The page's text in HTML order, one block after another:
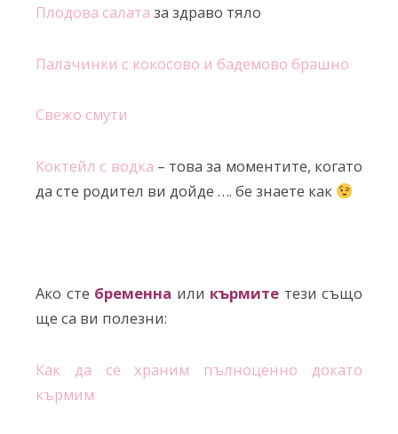
Плодова салата за здраво тяло
Палачинки с кокосово и бадемово брашно
Свежо смути
Коктейл с водка – това за моментите, когато
да сте родител ви дойде …. бе знаете как
Ако сте бременна или кърмите тези също
ще са ви полезни:
Как да се храним пълноценно докато
кърмим